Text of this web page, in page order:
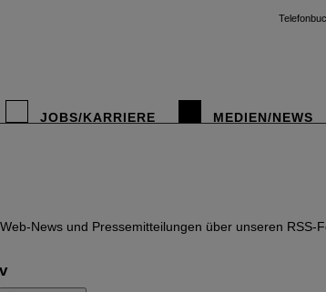
JOBS/KARRIERE MEDIEN/NEWS
News und Pressemitteilungen über unseren RSS-